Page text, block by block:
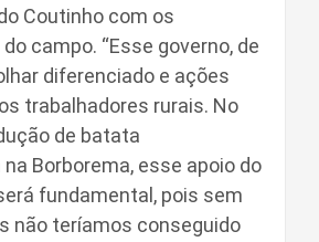
Coutinho com os
campo. “Esse governo, de
diferenciado e ações
trabalhadores rurais. No
de batata
Borborema, esse apoio do
fundamental, pois sem
não teríamos conseguido